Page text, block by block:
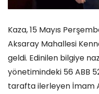
Kaza, 15 Mayıs
Aksaray Mahallesi
geldi. Edinilen bilgiye
yönetimindeki 56 ABB
tarafta ilerleyen İmam